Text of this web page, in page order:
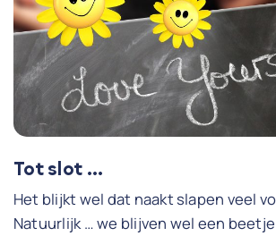
Tot slot …
Het blijkt wel dat naakt slapen veel
Natuurlijk … we blijven wel een